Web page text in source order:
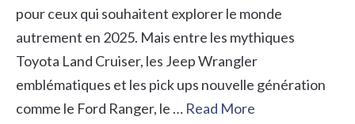
pour ceux qui souhaitent explorer le monde
autrement en 2025. Mais entre les mythiques
Toyota Land Cruiser, les Jeep Wrangler
emblématiques et les pick ups nouvelle génération
comme le Ford Ranger, le … Read More